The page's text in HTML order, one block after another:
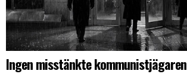
Ingen misstänkte kommunistjägaren